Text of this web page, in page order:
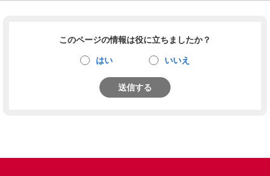
このページの情報は役に立ちましたか？
はい いいえ
送信する